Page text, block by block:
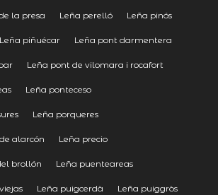
la presa Leña perelló Leña pinós
Leña piñuécar Leña pont darmentera
Leña pont de vilomara i rocafort
Leña ponteceso
Leña porqueres
alarcón Leña precio
brollón Leña puenteareas
Leña puigcerdà Leña puiggròs